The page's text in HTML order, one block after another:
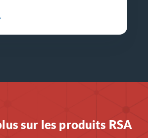
sur les produits RSA